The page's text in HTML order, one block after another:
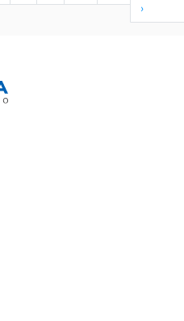
›